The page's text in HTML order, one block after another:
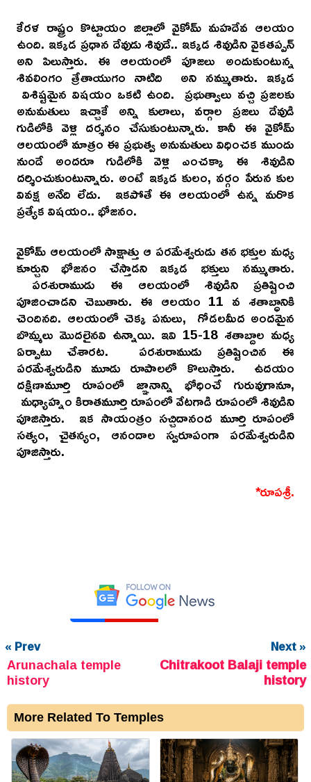
కేరళ రాష్ట్రం కొట్టాయం జిల్లాలో వైకోమ్ మహదేవ ఆలయం
ఉంది. ఇక్కడ ప్రధాన దేవుడు శివుడే.. ఇక్కడ శివుడిని వైకతప్పన్
అని పిలుస్తారు. ఈ ఆలయంలో పూజలు అందుకుంటున్న
శివలింగం త్రేతాయుగం నాటిది అని నమ్ముతారు. ఇక్కడ
విశిష్టమైన విషయం ఒకటి ఉంది. ప్రభుత్వాలు వచ్చి ప్రజలకు
అనుమతులు ఇచ్చాకే అన్ని కులాలు, వర్గాల ప్రజలు దేవుడి
గుడిలోకి వెళ్లి దర్శనం చేసుకుంటున్నారు. కానీ ఈ వైకోమ్
ఆలయంలో మాత్రం ఈ ప్రభుత్వ అనుమతులు విధించక ముందు
నుండే అందరూ గుడిలోకి వెళ్లి ఎంచక్కా ఈ శివుడిని
దర్శించుకుంటున్నారు. అంటే ఇక్కడ కులం, వర్గం పేరున కుల
వివక్ష అనేది లేదు. ఇకపోతే ఈ ఆలయంలో ఉన్న మరొక
ప్రత్యేక విషయం.. భోజనం.
వైకోమ్ ఆలయంలో సాక్షాత్తు ఆ పరమేశ్వరుడు తన భక్తుల మధ్య
కూర్చుని భోజనం చేస్తాడని ఇక్కడ భక్తులు నమ్ముతారు.
పరశురాముడు ఈ ఆలయంలో శివుడిని ప్రతిష్టించి
పూజించాడని చెబుతారు. ఈ ఆలయం 11 వ శతాబ్ధానికి
చెందినది. ఆలయంలో చెక్క పనులు, గోడలమీద అందమైన
బొమ్మలు మొదలైనవి ఉన్నాయి. ఇవి 15-18 శతాబ్దాల మధ్య
ఏర్పాటు చేశారట. పరశురాముడు ప్రతిష్టించిన ఈ
పరమేశ్వరుడిని మూడు రూపాలలో కొలుస్తారు. ఉదయం
దక్షిణామూర్తి రూపంలో జ్ఞానాన్ని భోధించే గురువుగానూ,
మధ్యాహ్నం కిరాతమూర్తి రూపంలో వేటగాడి రూపంలో శివుడిని
పూజిస్తారు. ఇక సాయంత్రం సచ్చిదానంద మూర్తి రూపంలో
సత్యం, చైతన్యం, ఆనందాల స్వరూపంగా పరమేశ్వరుడిని
పూజిస్తారు.
*రూపశ్రీ.
« Prev
Arunachala temple
history
Next »
Chitrakoot Balaji temple
history
More Related To Temples